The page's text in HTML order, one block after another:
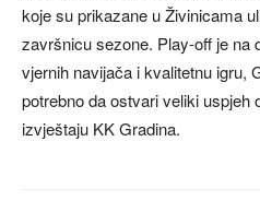
koje su prikazane u Živinicama
završnicu sezone. Play-off je na
vjernih navijača i kvalitetnu igru,
potrebno da ostvari veliki uspjeh
izvještaju KK Gradina.